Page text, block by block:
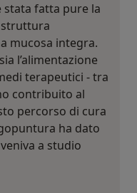
stata fatta pure la
struttura
mucosa integra.
l’alimentazione
terapeutici - tra
contribuito al
percorso di cura
ha dato
a studio